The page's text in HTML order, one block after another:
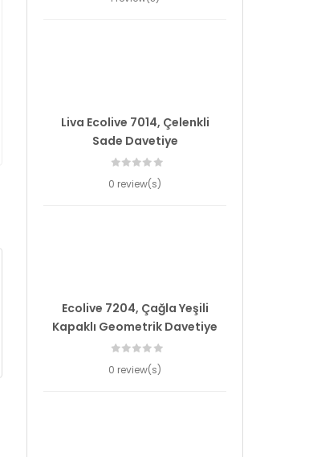
Liva Ecolive 7014, Çelenkli
Sade Davetiye
0 review(s)
Ecolive 7204, Çağla Yeşili
Kapaklı Geometrik Davetiye
0 review(s)